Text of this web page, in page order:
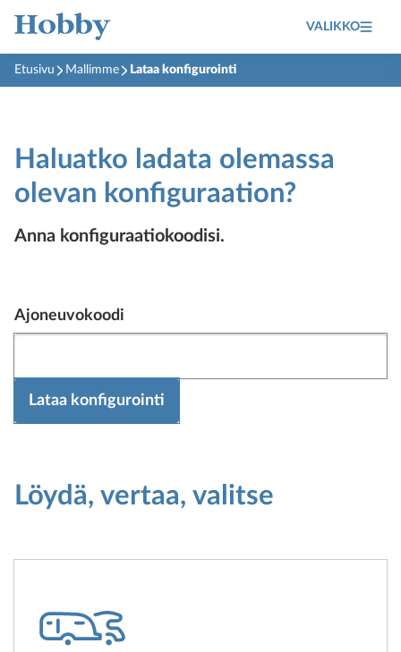
VALIKKO
Etusivu Mallimme Lataa konfigurointi
Haluatko ladata olemassa
olevan konfiguraation?
Anna konfiguraatiokoodisi.
Ajoneuvokoodi data
Ajoneuvokoodi
Lataa konfigurointi
Löydä, vertaa, valitse